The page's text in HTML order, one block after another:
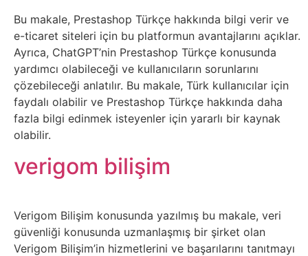
Kim
Kimdir
Kitap
Komedi
Kültür
Metaverse
Bu makale, Prestashop Türkçe hakkında bilgi verir ve
e-ticaret siteleri için bu platformun avantajlarını açıklar.
Ayrıca, ChatGPT’nin Prestashop Türkçe konusunda
yardımcı olabileceği ve kullanıcıların sorunlarını
çözebileceği anlatılır. Bu makale, Türk kullanıcılar için
faydalı olabilir ve Prestashop Türkçe hakkında daha
fazla bilgi edinmek isteyenler için yararlı bir kaynak
olabilir.
verigom bilişim
Verigom Bilişim konusunda yazılmış bu makale, veri
güvenliği konusunda uzmanlaşmış bir şirket olan
Verigom Bilişim’in hizmetlerini ve başarılarını tanıtmayı